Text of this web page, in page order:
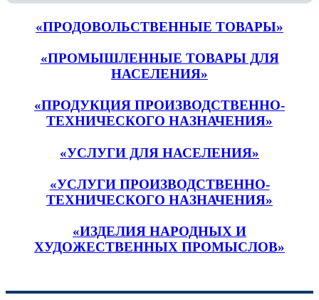
«ПРОДОВОЛЬСТВЕННЫЕ ТОВАРЫ»
«ПРОМЫШЛЕННЫЕ ТОВАРЫ ДЛЯ
НАСЕЛЕНИЯ»
«ПРОДУКЦИЯ ПРОИЗВОДСТВЕННО-
ТЕХНИЧЕСКОГО НАЗНАЧЕНИЯ»
«УСЛУГИ ДЛЯ НАСЕЛЕНИЯ»
«УСЛУГИ ПРОИЗВОДСТВЕННО-
ТЕХНИЧЕСКОГО НАЗНАЧЕНИЯ»
«ИЗДЕЛИЯ НАРОДНЫХ И
ХУДОЖЕСТВЕННЫХ ПРОМЫСЛОВ»